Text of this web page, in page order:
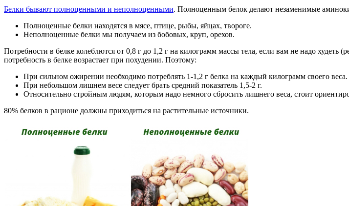
Белки бывают полноценными и неполноценными. Полноценным белок делают незаменимые
Полноценные белки находятся в мясе, птице, рыбы, яйцах, твороге.
Неполноценные белки мы получаем из бобовых, круп, орехов.
Потребности в белке колеблются от 0,8 г до 1,2 г на килограмм массы тела, если вам не надо
потребность в белке возрастает при похудении. Поэтому:
При сильном ожирении необходимо потреблять 1-1,2 г белка на каждый килограмм своего веса.
При небольшом лишнем весе следует брать средний показатель 1,5-2 г.
Относительно стройным людям, которым надо немного сбросить лишнего веса, стоит
80% белков в рационе должны приходиться на растительные источники.